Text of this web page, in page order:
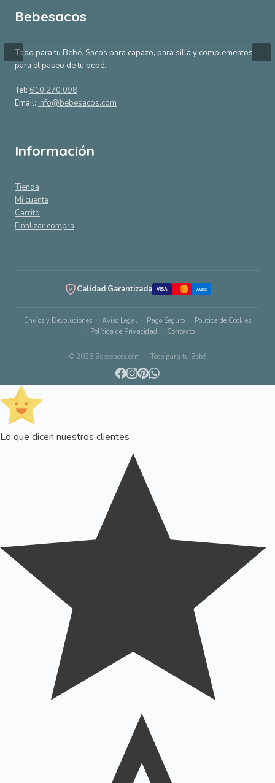
Bebesacos
Todo para tu Bebé. Sacos para capazo, para silla y complementos
para el paseo de tu bebé.
Tel: 610 270 098
Email: info@bebesacos.com
Información
Tienda
Mi cuenta
Carrito
Finalizar compra
Calidad Garantizada VISA AMEX
Envíos y Devoluciones Aviso Legal Pago Seguro
Política de Cookies
Política de Privacidad
Contacto
© 2026 Bebesacos.com — Todo para tu Bebé
Lo que dicen nuestros clientes